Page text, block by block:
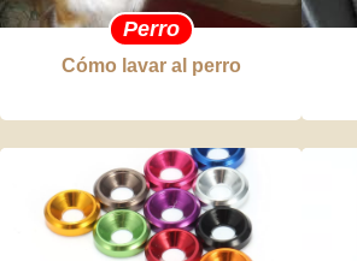
Perro
Cómo lavar al perro